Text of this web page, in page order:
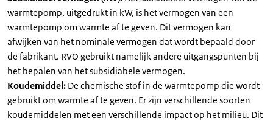
warmtepomp, uitgedrukt in kW, is het vermogen van een
warmtepomp om warmte af te geven. Dit vermogen kan
afwijken van het nominale vermogen dat wordt bepaald door
de fabrikant. RVO gebruikt namelijk andere uitgangspunten bij
het bepalen van het subsidiabele vermogen.
Koudemiddel: De chemische stof in de warmtepomp die wordt
gebruikt om warmte af te geven. Er zijn verschillende soorten
koudemiddelen met een verschillende impact op het milieu. Dit